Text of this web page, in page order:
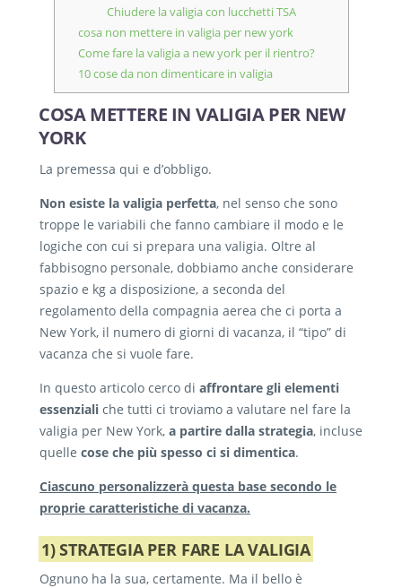
Chiudere la valigia con lucchetti TSA
cosa non mettere in valigia per new york
Come fare la valigia a new york per il rientro?
10 cose da non dimenticare in valigia
COSA METTERE IN VALIGIA PER NEW
YORK
La premessa qui e d’obbligo.
Non esiste la valigia perfetta, nel senso che sono
troppe le variabili che fanno cambiare il modo e le
logiche con cui si prepara una valigia. Oltre al
fabbisogno personale, dobbiamo anche considerare
spazio e kg a disposizione, a seconda del
regolamento della compagnia aerea che ci porta a
New York, il numero di giorni di vacanza, il “tipo” di
vacanza che si vuole fare.
In questo articolo cerco di affrontare gli elementi
essenziali che tutti ci troviamo a valutare nel fare la
valigia per New York, a partire dalla strategia, incluse
quelle cose che più spesso ci si dimentica.
Ciascuno personalizzerà questa base secondo le
proprie caratteristiche di vacanza.
1) STRATEGIA PER FARE LA VALIGIA
Ognuno ha la sua, certamente. Ma il bello è